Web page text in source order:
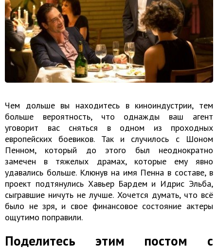
Чем дольше вы находитесь в киноиндустрии, тем
больше вероятность, что однажды ваш агент
уговорит вас сняться в одном из проходных
европейских боевиков. Так и случилось с Шоном
Пенном, который до этого был неоднократно
замечен в тяжелых драмах, которые ему явно
удавались больше. Клюнув на имя Пенна в составе, в
проект подтянулись Хавьер Бардем и Идрис Эльба,
сыгравшие ничуть не лучше. Хочется думать, что всё
было не зря, и свое финансовое состояние актеры
ощутимо поправили.
Поделитесь этим постом с